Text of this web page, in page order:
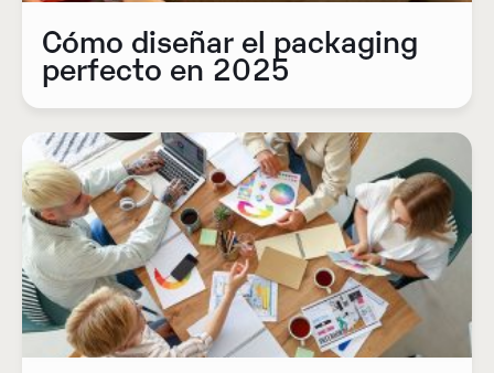
Cómo diseñar el packaging
perfecto en 2025